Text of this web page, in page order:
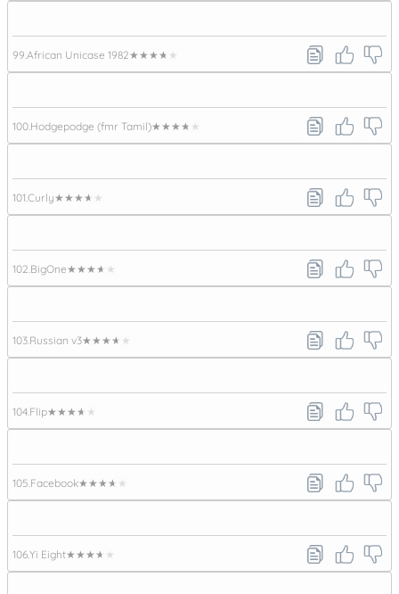
99. African Unicase 1982★★★★★
100. Hodgepodge (fmr Tamil)★★★★★
101. Curly★★★★★
102. BigOne★★★★★
103. Russian v3★★★★★
104. Flip★★★★★
105. Facebook★★★★★
106.Yi Eight★★★★★